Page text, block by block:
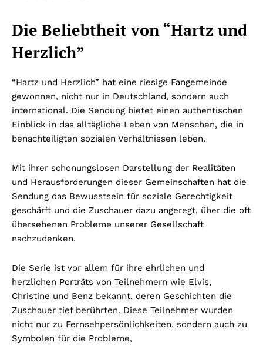
Die Beliebtheit von “Hartz und
Herzlich”
“Hartz und Herzlich” hat eine riesige Fangemeinde
gewonnen, nicht nur in Deutschland, sondern auch
international. Die Sendung bietet einen authentischen
Einblick in das alltägliche Leben von Menschen, die in
benachteiligten sozialen Verhältnissen leben.
Mit ihrer schonungslosen Darstellung der Realitäten
und Herausforderungen dieser Gemeinschaften hat die
Sendung das Bewusstsein für soziale Gerechtigkeit
geschärft und die Zuschauer dazu angeregt, über die oft
übersehenen Probleme unserer Gesellschaft
nachzudenken.
Die Serie ist vor allem für ihre ehrlichen und
herzlichen Porträts von Teilnehmern wie Elvis,
Christine und Benz bekannt, deren Geschichten die
Zuschauer tief berührten. Diese Teilnehmer wurden
nicht nur zu Fernsehpersönlichkeiten, sondern auch zu
Symbolen für die Probleme,